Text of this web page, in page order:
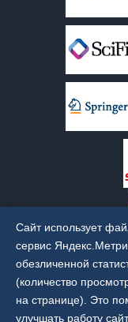
Сайт использует
сервис
обезличенной
(количество
на странице). Это
улучшать работу
Старая